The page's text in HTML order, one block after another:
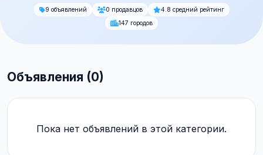
9 объявлений 0 продавцов
4.8 средний рейтинг
147 городов
Объявления (0)
Пока нет объявлений в этой категории.